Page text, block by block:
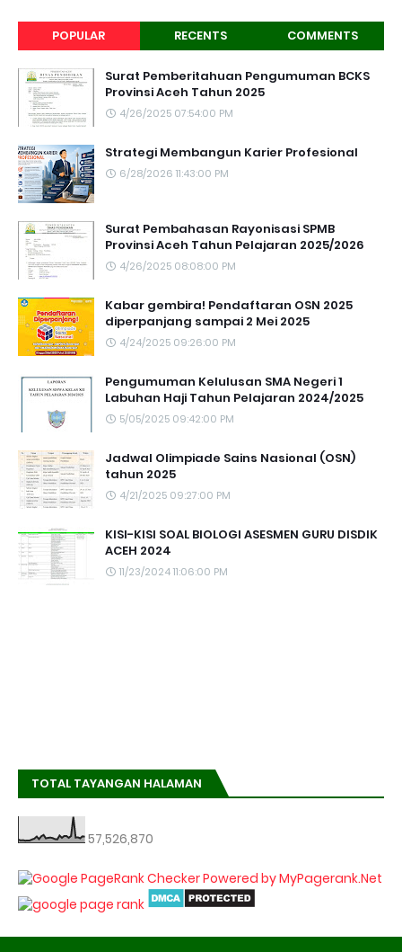
POPULAR RECENTS COMMENTS
Surat Pemberitahuan Pengumuman BCKS
Provinsi Aceh Tahun 2025
4/26/2025 07:54:00 PM
Strategi Membangun Karier Profesional
6/28/2026 11:43:00 PM
Surat Pembahasan Rayonisasi SPMB
Provinsi Aceh Tahun Pelajaran 2025/2026
4/26/2025 08:08:00 PM
Kabar gembira! Pendaftaran OSN 2025
diperpanjang sampai 2 Mei 2025
4/24/2025 09:26:00 PM
Pengumuman Kelulusan SMA Negeri 1
Labuhan Haji Tahun Pelajaran 2024/2025
5/05/2025 09:42:00 PM
Jadwal Olimpiade Sains Nasional (OSN)
tahun 2025
4/21/2025 09:27:00 PM
KISI-KISI SOAL BIOLOGI ASESMEN GURU DISDIK
ACEH 2024
11/23/2024 11:06:00 PM
TOTAL TAYANGAN HALAMAN
57,526,870